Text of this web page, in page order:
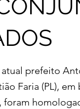
atual prefeito
Faria (PL), em
foram